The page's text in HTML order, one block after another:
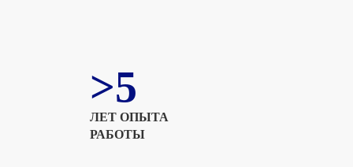
>5
ЛЕТ ОПЫТА
РАБОТЫ